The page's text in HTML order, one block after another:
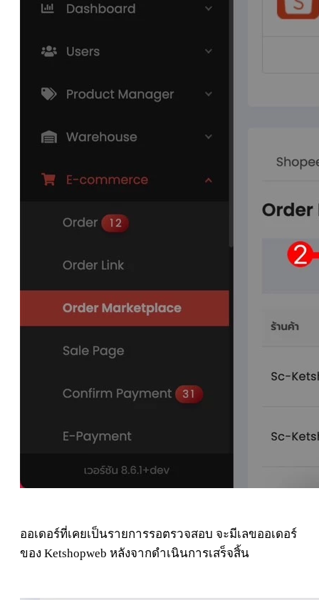
ออเดอร์ที่เคยเป็นรายการรอตรวจสอบ จะมีเลขออเดอร์
ของ Ketshopweb หลังจากดำเนินการเสร็จสิ้น